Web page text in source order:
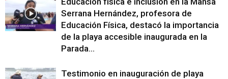
Serrana Hernández, profesora de
Educación Física, destacó la importancia
de la playa accesible inaugurada en la
Parada...
Testimonio en inauguración de playa